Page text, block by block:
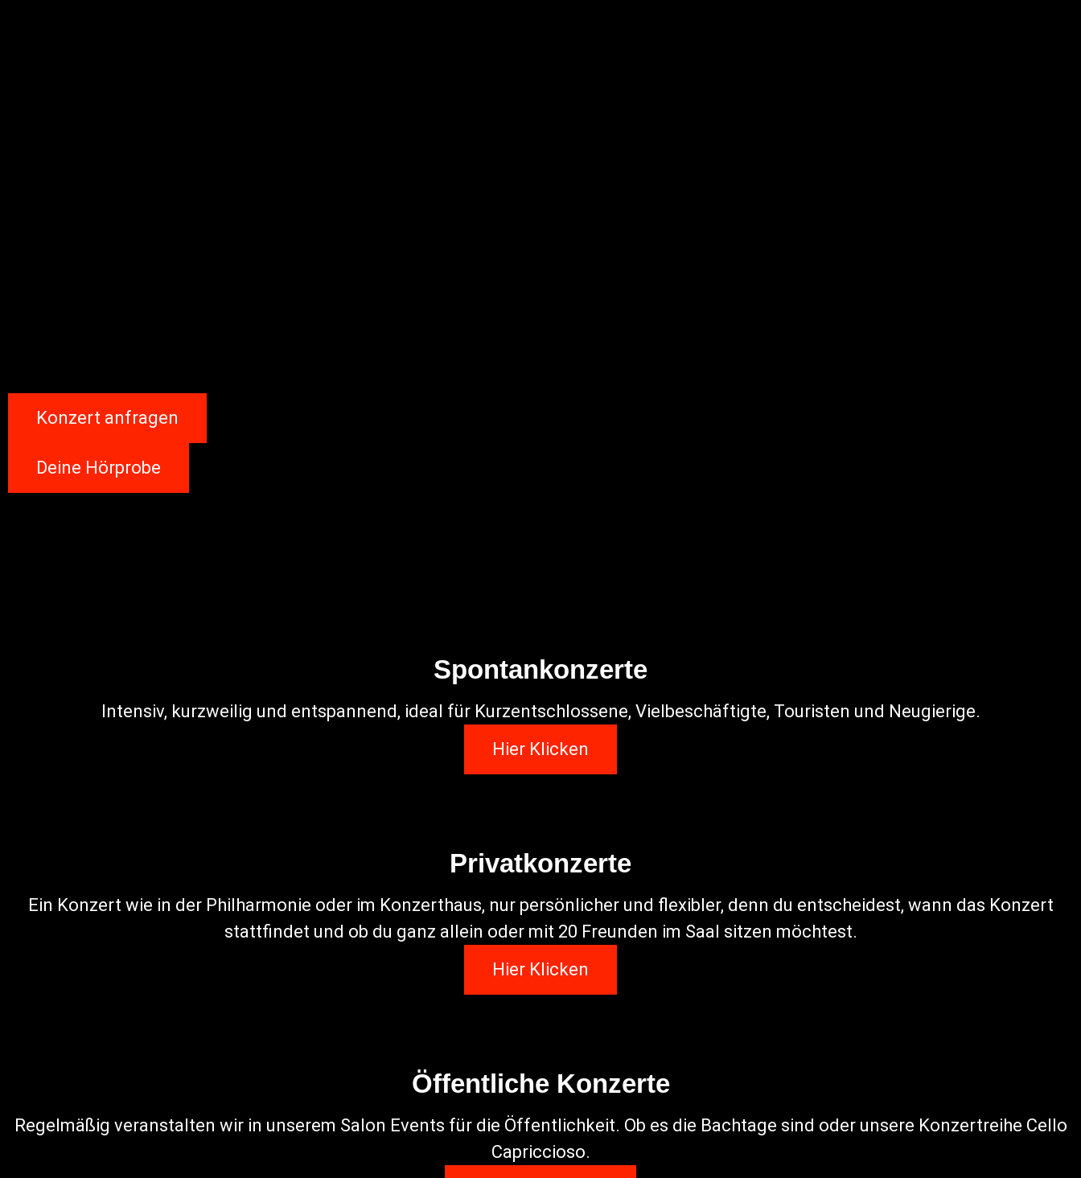
Konzert anfragen
Deine Hörprobe
Spontankonzerte
Intensiv, kurzweilig und entspannend, ideal für Kurzentschlossene, Vielbeschäftigte, Touristen und Neugierige.
Hier Klicken
Privatkonzerte
Ein Konzert wie in der Philharmonie oder im Konzerthaus, nur persönlicher und flexibler, denn du entscheidest, wann das Konzert
stattfindet und ob du ganz allein oder mit 20 Freunden im Saal sitzen möchtest.
Hier Klicken
Öffentliche Konzerte
Regelmäßig veranstalten wir in unserem Salon Events für die Öffentlichkeit. Ob es die Bachtage sind oder unsere Konzertreihe Cello
Capriccioso.